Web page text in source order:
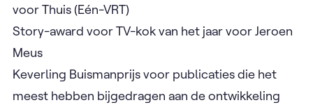
voor Thuis (Eén-VRT)
Story-award voor TV-kok van het jaar voor Jeroen
Meus
Keverling Buismanprijs voor publicaties die het
meest hebben bijgedragen aan de ontwikkeling